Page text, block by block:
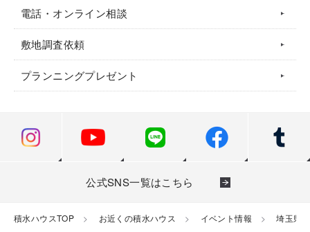
電話・オンライン相談
敷地調査依頼
プランニングプレゼント
公式SNS一覧はこちら
積水ハウスTOP お近くの積水ハウス イベント情報 埼玉県